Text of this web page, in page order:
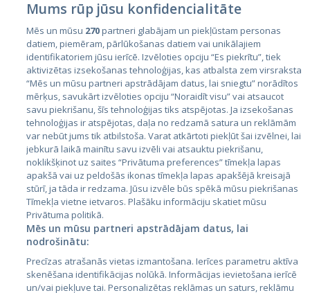
Страны
Эстония
Латвия
Литва
City24.lv
City24.ee
GetaPro.lv
CVbankas.lt
Kainos.lt
Paslaugos.lt
Mums rūp jūsu konfidencialitāte
Mēs un mūsu 270partneri glabājam un piekļūstam personas
datiem, piemēram, pārlūkošanas datiem vai unikālajiem
identifikatoriem jūsu ierīcē. Izvēloties opciju “Es piekrītu”, tiek
aktivizētas izsekošanas tehnoloģijas, kas atbalsta zem virsraksta
“Mēs un mūsu partneri apstrādājam datus, lai sniegtu” norādītos
mērķus, savukārt izvēloties opciju “Noraidīt visu” vai atsaucot
savu piekrišanu, šīs tehnoloģijas tiks atspējotas. Ja izsekošanas
tehnoloģijas ir atspējotas, daļa no redzamā satura un reklāmām
var nebūt jums tik atbilstoša. Varat atkārtoti piekļūt šai izvēlnei, lai
jebkurā laikā mainītu savu izvēli vai atsauktu piekrišanu,
noklikšķinot uz saites “Privātuma preferences” tīmekļa lapas
apakšā vai uz peldošās ikonas tīmekļa lapas apakšējā kreisajā
stūrī, ja tāda ir redzama. Jūsu izvēle būs spēkā mūsu piekrišanas
Tīmekļa vietne ietvaros. Plašāku informāciju skatiet mūsu
Privātuma politikā.
Mēs un mūsu partneri apstrādājam datus, lai
nodrošinātu:
Precīzas atrašanās vietas izmantošana. Ierīces parametru aktīva
skenēšana identifikācijas nolūkā. Informācijas ievietošana ierīcē
un/vai piekļuve tai. Personalizētas reklāmas un saturs, reklāmu